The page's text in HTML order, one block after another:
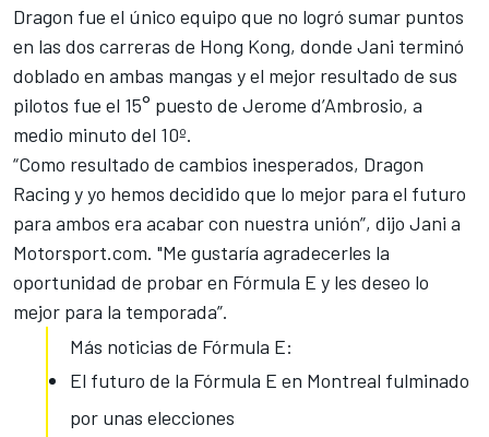
Dragon fue el único equipo que no logró sumar puntos
en las dos carreras de Hong Kong, donde Jani terminó
doblado en ambas mangas y el mejor resultado de sus
pilotos fue el 15° puesto de Jerome d’Ambrosio, a
medio minuto del 10º.
“Como resultado de cambios inesperados, Dragon
Racing y yo hemos decidido que lo mejor para el futuro
para ambos era acabar con nuestra unión”, dijo Jani a
Motorsport.com. "Me gustaría agradecerles la
oportunidad de probar en Fórmula E y les deseo lo
mejor para la temporada”.
Más noticias de Fórmula E:
El futuro de la Fórmula E en Montreal fulminado
por unas elecciones